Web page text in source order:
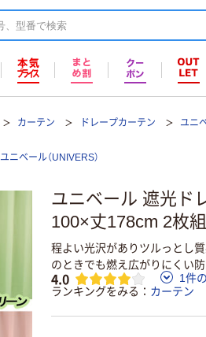
カーテン ドレープカーテン ユニ
ユニベール（UNIVERS）
ユニベール 遮光ド
100×丈178cm 2枚組
程よい光沢がありツルっとし
のときでも燃え広がりにくい
4.0 1件
ランキングをみる
カーテン